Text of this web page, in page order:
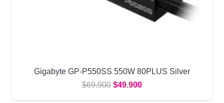
Gigabyte GP-P550SS 550W 80PLUS Silver
$69.900 El
precio
$49.900El
precio